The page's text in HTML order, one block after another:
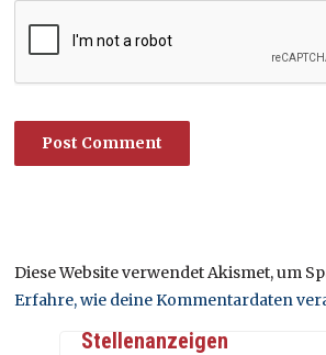
Diese Website verwendet Akismet, um
Erfahre, wie deine Kommentardaten
Stellenanzeigen